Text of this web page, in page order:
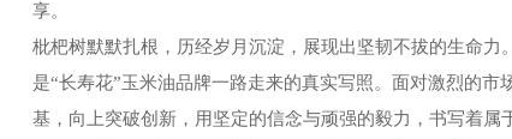
享。
枇杷树默默扎根，历经岁月沉淀，展现出坚韧不拔的生命
是“长寿花”玉米油品牌一路走来的真实写照。面对激烈的
基，向上突破创新，用坚定的信念与顽强的毅力，书写着属